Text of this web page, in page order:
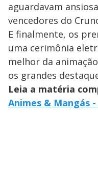
aguardavam
vencedores do
E finalmente, os
uma cerimônia
melhor da
os grandes
Leia a matéria
Animes & Mangás -